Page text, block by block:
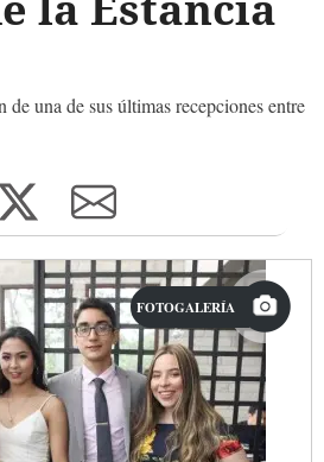
de una de sus últimas recepciones entre
FOTOGALERÍA